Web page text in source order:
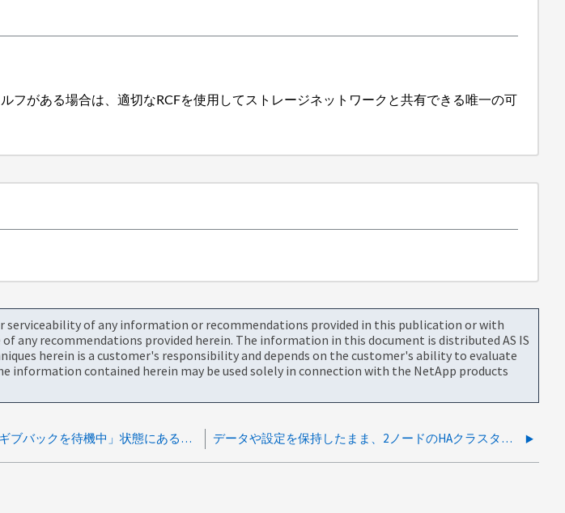
がある場合は、適切なRCFを使用してストレージネットワークと共有できる唯一の可
of any information or recommendations provided in this publication or with
any recommendations provided herein. The information in this document is distributed AS IS
herein is a customer's responsibility and depends on the customer's ability to evaluate
contained herein may be used solely in connection with the NetApp products
ASA r2 でノードが「ギブバックを待機中」状態にあるかどうかを API 経由で確認することは可能ですか? データや設定を保持したまま、2ノードのHAクラスタをシングルノードクラスタに変換することはできますか。